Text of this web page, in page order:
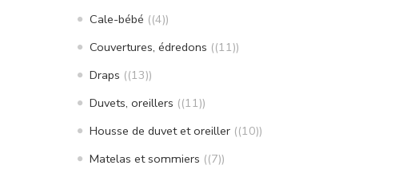
Cale-bébé (4)
Couvertures, édredons (11)
Draps (13)
Duvets, oreillers (11)
Housse de duvet et oreiller (10)
Matelas et sommiers (7)